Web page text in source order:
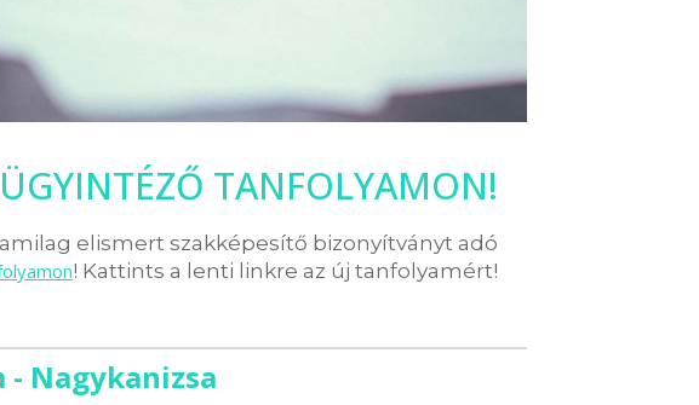
TANFOLYAMON!
elismert szakképesítő bizonyítványt adó
! Kattints a lenti linkre az új tanfolyamért!
- Nagykanizsa